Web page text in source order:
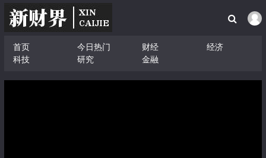
首页 今日热门 财经
经济
科技
研究 金融